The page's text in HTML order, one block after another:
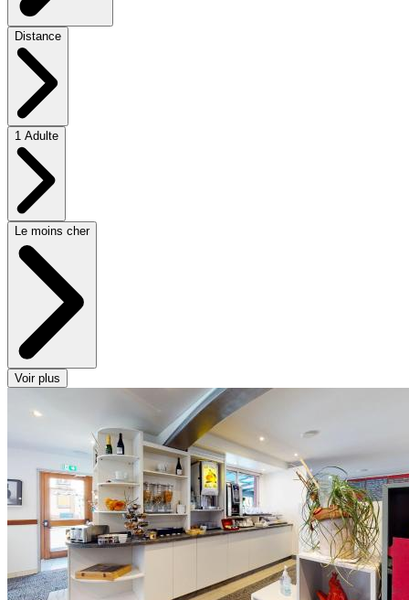
Distance
1 Adulte
Le moins cher
Voir plus